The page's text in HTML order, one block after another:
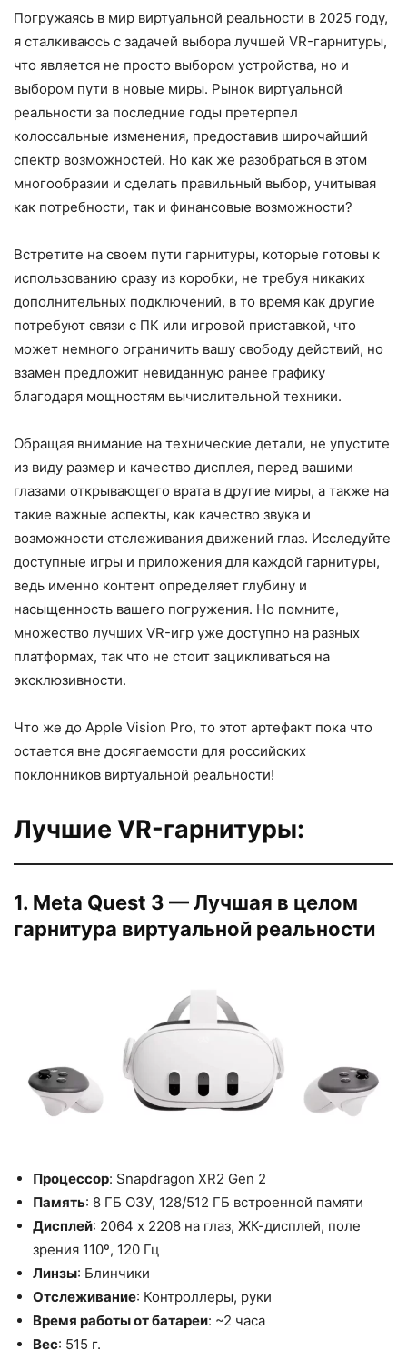
Погружаясь в мир виртуальной реальности в 2025 году,
я сталкиваюсь с задачей выбора лучшей VR-гарнитуры,
что является не просто выбором устройства, но и
выбором пути в новые миры. Рынок виртуальной
реальности за последние годы претерпел
колоссальные изменения, предоставив широчайший
спектр возможностей. Но как же разобраться в этом
многообразии и сделать правильный выбор, учитывая
как потребности, так и финансовые возможности?
Встретите на своем пути гарнитуры, которые готовы к
использованию сразу из коробки, не требуя никаких
дополнительных подключений, в то время как другие
потребуют связи с ПК или игровой приставкой, что
может немного ограничить вашу свободу действий, но
взамен предложит невиданную ранее графику
благодаря мощностям вычислительной техники.
Обращая внимание на технические детали, не упустите
из виду размер и качество дисплея, перед вашими
глазами открывающего врата в другие миры, а также на
такие важные аспекты, как качество звука и
возможности отслеживания движений глаз. Исследуйте
доступные игры и приложения для каждой гарнитуры,
ведь именно контент определяет глубину и
насыщенность вашего погружения. Но помните,
множество лучших VR-игр уже доступно на разных
платформах, так что не стоит зацикливаться на
эксклюзивности.
Что же до Apple Vision Pro, то этот артефакт пока что
остается вне досягаемости для российских
поклонников виртуальной реальности!
Лучшие VR-гарнитуры:
1. Meta Quest 3 — Лучшая в целом
гарнитура виртуальной реальности
Процессор: Snapdragon XR2 Gen 2
Память: 8 ГБ ОЗУ, 128/512 ГБ встроенной памяти
Дисплей: 2064 x 2208 на глаз, ЖК-дисплей, поле
зрения 110º, 120 Гц
Линзы: Блинчики
Отслеживание: Контроллеры, руки
Время работы от батареи: ~2 часа
Вес: 515 г.